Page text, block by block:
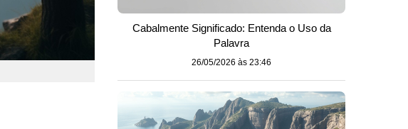
Cabalmente Significado: Entenda o Uso da
Palavra
26/05/2026 às 23:46